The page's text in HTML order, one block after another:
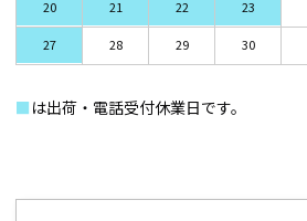
20 21 22 23
27 28 29 30
■ は出荷・電話受付休業日です。